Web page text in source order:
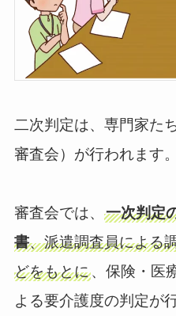
二次判定は、専門家た
審査会）が行われます。
審査会では、 一次判定
書、派遣調査員による
どをもとに、保険・医
よる要介護度の判定が